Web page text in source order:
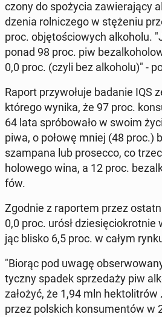
czo­ny do spo­ży­cia za­wie­ra­ją­cy
dze­nia rol­ni­cze­go w stę­że­niu
proc. ob­ję­to­ścio­wych al­ko­ho­lu.
ponad 98 proc. piw
0,0 proc. (czyli bez al­ko­ho­lu)" -
Raport przy­wo­łu­je badanie IQS
którego wynika, że 97 proc.
64 lata spró­bo­wa­ło w swoim
piwa, o połowę mniej (48 proc.)
szam­pa­na lub pro­sec­co, co
ho­lo­we­go wina, a 12 proc.
fów.
Zgodnie z ra­por­tem przez
0,0 proc. urósł
jąc blisko 6,5 proc. w całym
"Biorąc pod uwagę
tycz­ny spadek sprze­da­ży piw
założyć, że 1,94 mln hek­to­li­trów
przez pol­skich kon­su­men­tów w